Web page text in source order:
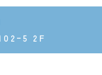
ｰ5 2F